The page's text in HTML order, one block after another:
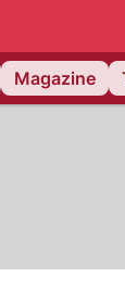
Magazine